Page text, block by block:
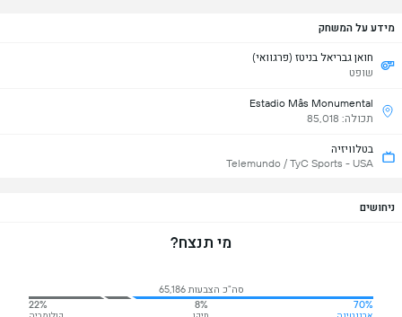
מידע על המשחק
חואן גבריאל בניטז (פרגוואי)
שופט
Estadio Mâs Monumental
תכולה: 85,018
בטלוויזיה
Telemundo / TyC Sports - USA
ניחושים
מי תנצח?
סה"כ הצבעות 65,186
70%
8%
22%